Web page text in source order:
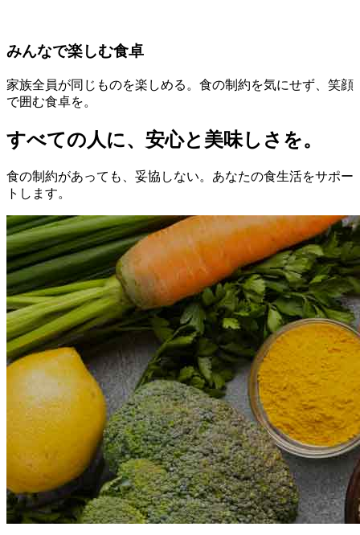
みんなで楽しむ食卓
家族全員が同じものを楽しめる。食の制約を気にせず、笑顔
で囲む食卓を。
すべての人に、安心と美味しさを。
食の制約があっても、妥協しない。あなたの食生活をサポー
トします。